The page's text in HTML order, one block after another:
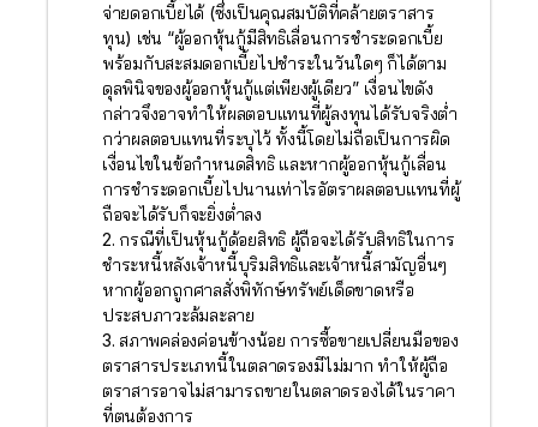
จ่ายดอกเบี้ยได้ (ซึ่งเป็นคุณสมบัติที่คล้ายตราสาร
ทุน) เช่น “ผู้ออกหุ้นกู้มีสิทธิเลื่อนการชำระดอกเบี้ย
พร้อมกับสะสมดอกเบี้ยไปชำระในวันใดๆ ก็ได้ตาม
ดุลพินิจของผู้ออกหุ้นกู้แต่เพียงผู้เดียว” เงื่อนไขดัง
กล่าวจึงอาจทำให้ผลตอบแทนที่ผู้ลงทุนได้รับจริงต่ำ
กว่าผลตอบแทนที่ระบุไว้ ทั้งนี้โดยไม่ถือเป็นการผิด
เงื่อนไขในข้อกำหนดสิทธิ และหากผู้ออกหุ้นกู้เลื่อน
การชำระดอกเบี้ยไปนานเท่าไรอัตราผลตอบแทนที่ผู้
ถือจะได้รับก็จะยิ่งต่ำลง
2. กรณีที่เป็นหุ้นกู้ด้อยสิทธิ ผู้ถือจะได้รับสิทธิในการ
ชำระหนี้หลังเจ้าหนี้บุริมสิทธิและเจ้าหนี้สามัญอื่นๆ
หากผู้ออกถูกศาลสั่งพิทักษ์ทรัพย์เด็ดขาดหรือ
ประสบภาวะล้มละลาย
3. สภาพคล่องค่อนข้างน้อย การซื้อขายเปลี่ยนมือของ
ตราสารประเภทนี้ในตลาดรองมีไม่มาก ทำให้ผู้ถือ
ตราสารอาจไม่สามารถขายในตลาดรองได้ในราคา
ที่ตนต้องการ